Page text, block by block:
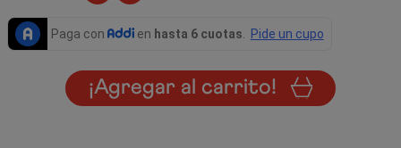
¡Agregar al carrito!